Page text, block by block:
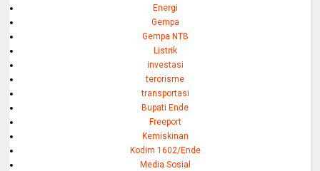
Energi
Gempa
Gempa NTB
Listrik
investasi
terorisme
transportasi
Bupati Ende
Freeport
Kemiskinan
Kodim 1602/Ende
Media Sosial